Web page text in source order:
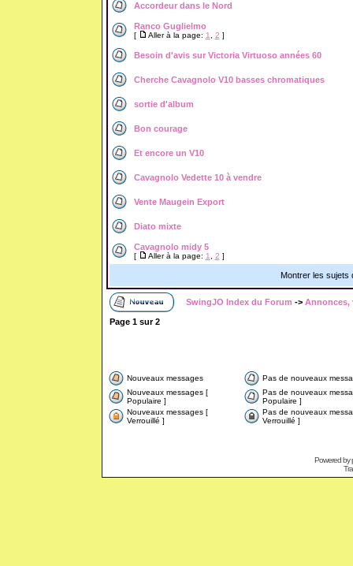
Accordeur dans le Nord
Ranco Guglielmo
[ Aller à la page: 1 2 ]
Besoin d'avis sur Victoria Virtuoso années 60
Cherche Cavagnolo V10 basses chromatiques
sortie d'album
Bon courage
Et encore un V10
Cavagnolo Vedette 10 à vendre
Vente Maugein Export
Diato mixte
Cavagnolo midy 5
[ Aller à la page: 1 2 ]
Montrer les sujets
SwingJO Index du Forum -> Annonces,
Page 1sur2
Nouveaux messages
Pas de nouveaux
Nouveaux messages [
Populaire ]
Pas de nouveaux
Populaire ]
Nouveaux messages [
Verrouillé ]
Pas de nouveaux
Verrouillé ]
Powered by